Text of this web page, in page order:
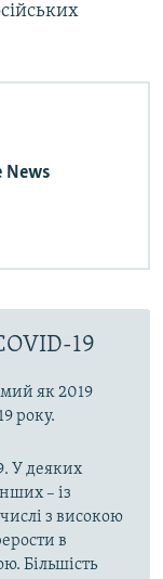
News
19
як 2019
року.
У деяких
– із
з високою
в
Більшість